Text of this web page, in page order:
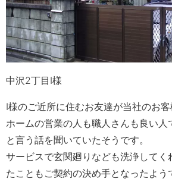
中沢2丁目I様
I様のご近所に住むお友達が当社のお
ホームの営業の人も職人さんも良い人
と言う話を聞いていたそうです。
サービスで玄関廻りなども洗浄してく
たこともご契約の決め手となったよう